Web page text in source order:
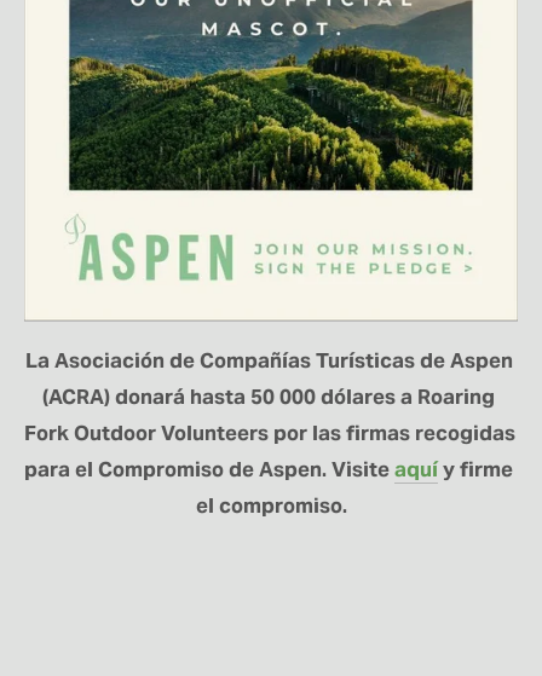
La Asociación de Compañías Turísticas de Aspen
(ACRA) donará hasta 50 000 dólares a Roaring
Fork Outdoor Volunteers por las firmas recogidas
para el Compromiso de Aspen. Visite aquí y firme
el compromiso.